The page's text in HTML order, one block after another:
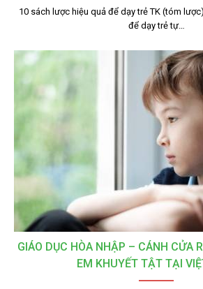
10 sách lược hiệu quả để dạy trẻ TK (tóm
để dạy trẻ tự…
GIÁO DỤC HÒA NHẬP – CÁNH CỬA
EM KHUYẾT TẬT TẠI